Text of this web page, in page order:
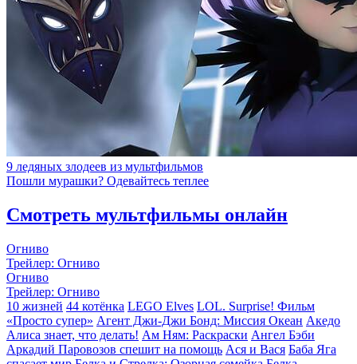
9 ледяных злодеев из мультфильмов
Пошли мурашки? Одевайтесь теплее
Смотреть мультфильмы онлайн
Огниво
Трейлер: Огниво
Огниво
Трейлер: Огниво
10 жизней 44 котёнка LEGO Elves LOL. Surprise! Фильм
«Просто супер» Агент Джи-Джи Бонд: Миссия Океан Акедо
Алиса знает, что делать! Ам Ням: Раскраски Ангел Бэби
Аркадий Паровозов спешит на помощь Ася и Вася Баба Яга